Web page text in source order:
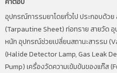
อุปกรณ์การรมยาโดยทั่วไป ประกอบด้ว
(Tarpautine Sheet) ท่อทราย สายวัด
หนัก อุปกรณ์ช่วยเปลี่ยนสถานะสารรม
(Halide Detector Lamp, Gas Leak
Pump) เครื่องวัดความเข้มข้นของแก๊ส